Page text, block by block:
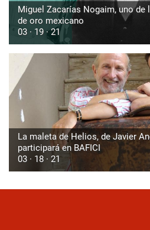
Miguel Zacarías Nogaim, uno
de oro mexicano
03 · 19 · 21
La maleta de Helios, de Javier
participará en BAFICI
03 · 18 · 21